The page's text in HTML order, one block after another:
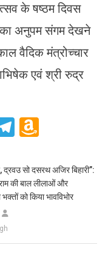
के षष्ठम दिवस
का अनुपम संगम देखने
वैदिक मंत्रोच्चार
एवं श्री रुद्र
Telegram
List
सो दसरथ अजिर बिहारी”:
की बाल लीलाओं और
को किया भावविभोर